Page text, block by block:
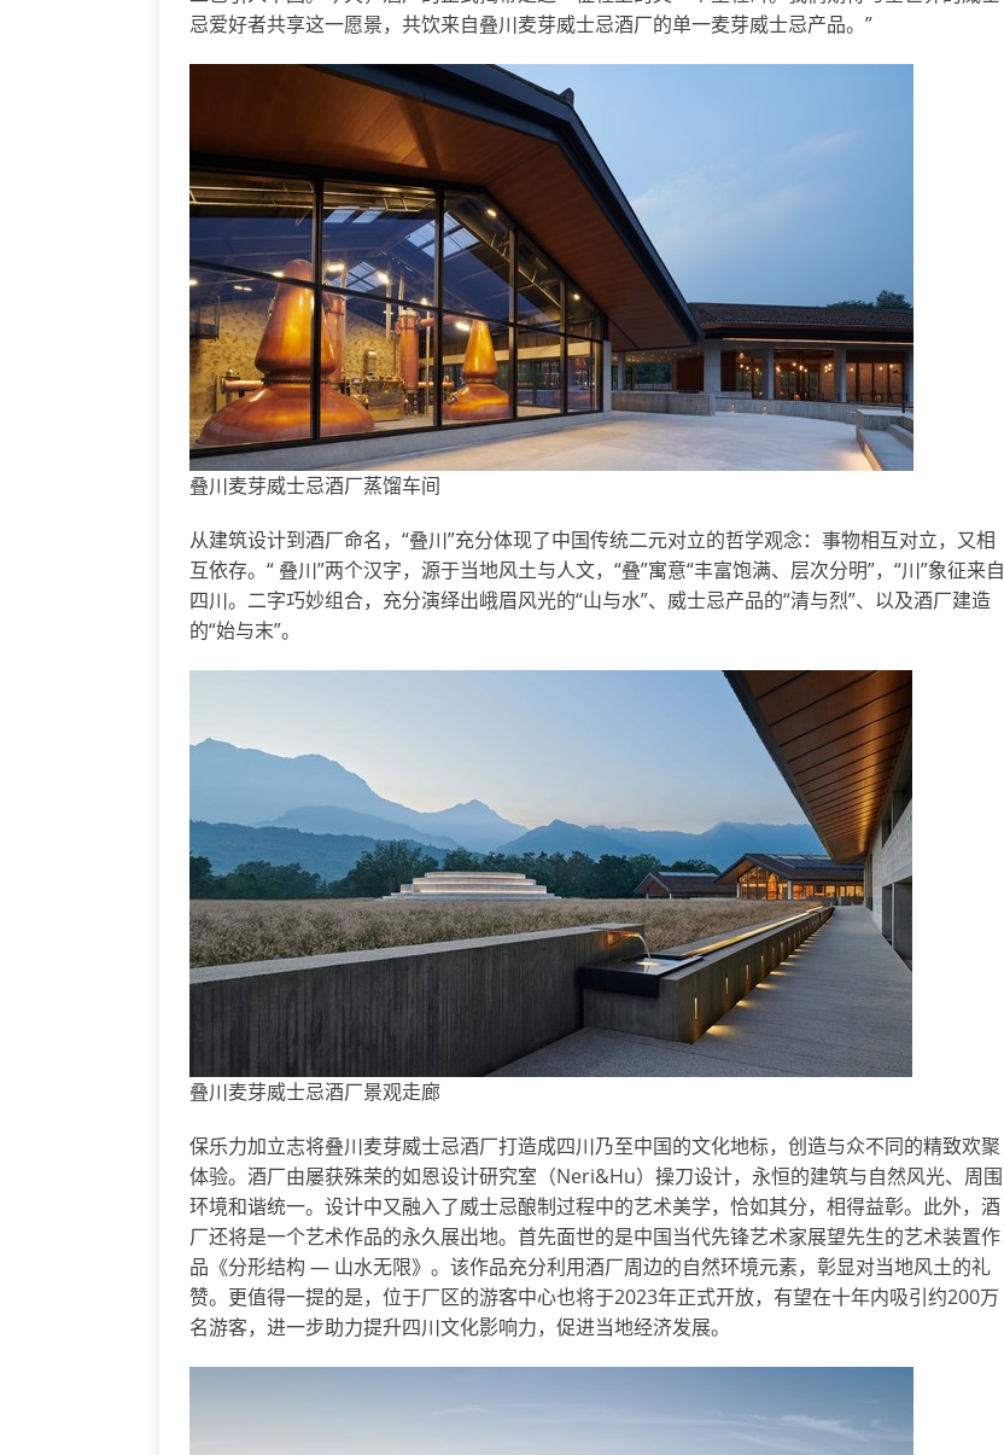
忌爱好者共享这一愿景，共饮来自叠川麦芽威士忌酒厂的单一麦芽威士忌产品。”
叠川麦芽威士忌酒厂蒸馏车间
从建筑设计到酒厂命名，“叠川”充分体现了中国传统二元对立的哲学观念：事物相互对立，又相
互依存。“ 叠川”两个汉字，源于当地风土与人文，“叠”寓意“丰富饱满、层次分明”，“川”象征来自
四川。二字巧妙组合，充分演绎出峨眉风光的“山与水”、威士忌产品的“清与烈”、以及酒厂建造
的“始与末”。
叠川麦芽威士忌酒厂景观走廊
保乐力加立志将叠川麦芽威士忌酒厂打造成四川乃至中国的文化地标，创造与众不同的精致欢聚
体验。酒厂由屡获殊荣的如恩设计研究室（Neri&Hu）操刀设计，永恒的建筑与自然风光、周围
环境和谐统一。设计中又融入了威士忌酿制过程中的艺术美学，恰如其分，相得益彰。此外，酒
厂还将是一个艺术作品的永久展出地。首先面世的是中国当代先锋艺术家展望先生的艺术装置作
品《分形结构 — 山水无限》。该作品充分利用酒厂周边的自然环境元素，彰显对当地风土的礼
赞。更值得一提的是，位于厂区的游客中心也将于2023年正式开放，有望在十年内吸引约200万
名游客，进一步助力提升四川文化影响力，促进当地经济发展。